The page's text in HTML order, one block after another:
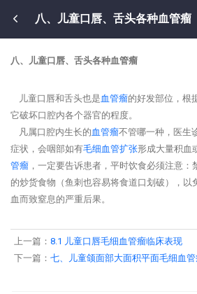
八、儿童口唇、舌头各种血管瘤
八、儿童口唇、舌头各种血管瘤
儿童口唇和舌头也是血管瘤的好发部位，根
它破坏口腔内各个器官的程度。
凡属口腔内生长的血管瘤不管哪一种，医生
症状，会咽部如有毛细血管扩张形成大量积血
管瘤 ，一定要告诉患者，平时饮食必须注意
的炒货食物（鱼刺也容易将食道口划破），以
血而致窒息的严重后果。
上一篇： 8.1 儿童口唇毛细血管瘤临床表现
下一篇： 七、儿童颌面部大面积平面毛细血